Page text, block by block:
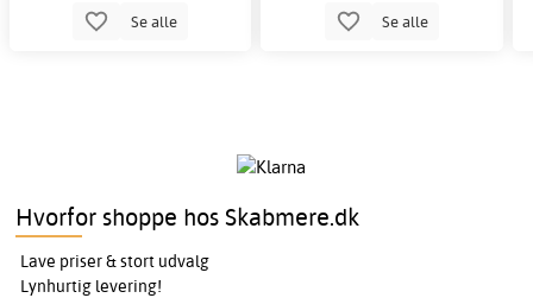
Se alle Se alle
Hvorfor shoppe hos Skabmere.dk
Lave priser & stort udvalg
Lynhurtig levering!